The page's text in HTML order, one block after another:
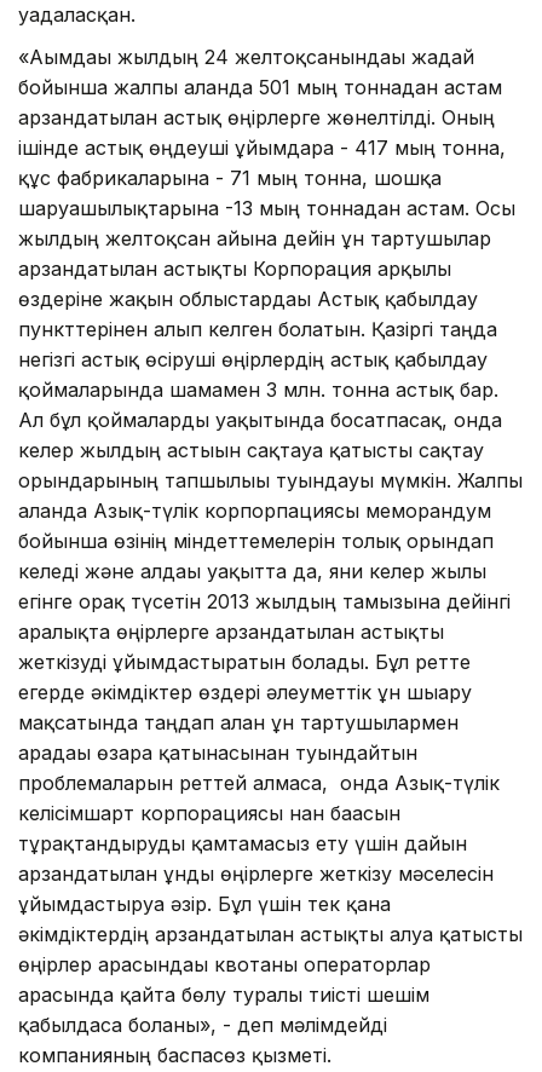
уағдаласқан.
«Ағымдағы жылдың 24 желтоқсанындағы жағдай
бойынша жалпы алғанда 501 мың тоннадан астам
арзандатылған астық өңірлерге жөнелтілді. Оның
ішінде астық өңдеуші ұйымдарға - 417 мың тонна,
құс фабрикаларына - 71 мың тонна, шошқа
шаруашылықтарына -13 мың тоннадан астам. Осы
жылдың желтоқсан айына дейін ұн тартушылар
арзандатылған астықты Корпорация арқылы
өздеріне жақын облыстардағы Астық қабылдау
пункттерінен алып келген болатын. Қазіргі таңда
негізгі астық өсіруші өңірлердің астық қабылдау
қоймаларында шамамен 3 млн. тонна астық бар.
Ал бұл қоймаларды уақытында босатпасақ, онда
келер жылдың астығын сақтауға қатысты сақтау
орындарының тапшылығы туындауы мүмкін. Жалпы
алғанда Азық-түлік корпорпациясы меморандум
бойынша өзінің міндеттемелерін толық орындап
келеді және алдағы уақытта да, яғни келер жылы
егінге орақ түсетін 2013 жылдың тамызына дейінгі
аралықта өңірлерге арзандатылған астықты
жеткізуді ұйымдастыратын болады. Бұл ретте
егерде әкімдіктер өздері әлеуметтік ұн шығару
мақсатында таңдап алған ұн тартушылармен
арадағы өзара қатынасынан туындайтын
проблемаларын реттей алмаса, онда Азық-түлік
келісімшарт корпорациясы нан бағасын
тұрақтандыруды қамтамасыз ету үшін дайын
арзандатылған ұнды өңірлерге жеткізу мәселесін
ұйымдастыруға әзір. Бұл үшін тек қана
әкімдіктердің арзандатылған астықты алуға қатысты
өңірлер арасындағы квотаны операторлар
арасында қайта бөлу туралы тиісті шешім
қабылдаса болғаны», - деп мәлімдейді
компанияның баспасөз қызметі.